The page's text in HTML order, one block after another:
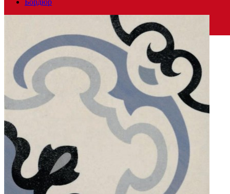
Производитель
PAMESA CERAMICA
Коллекция
Pamesa Ceramica ART
Тип плитки
Настенная, Напольная
Размеры
Размеры 22.3х22.3 см
Ширина22.3 см
Длина
22.3 см
1 кв. м.
Вес 1 упаковки
Количество в коробке, шт.
Свойства
НазначениеХолл и прихожая, Ванная комната, Кухня
МатериалКерамогранит
ПоверхностьМатовая
ЦветСерый
Имитация поверхности
Пэчворк